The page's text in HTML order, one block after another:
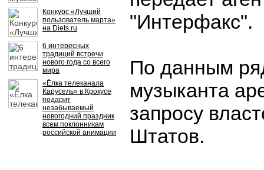
Конкурс «Лучший
пользователь марта»
на Diets.ru
6 интересных
традиций встречи
нового года со всего
мира
«Ёлка телеканала
Карусель» в Крокусе
подарит
незабываемый
новогодний праздник
всем поклонникам
российской анимации
"Интерфакс".
По данным
музыканта
запросу
Штатов.